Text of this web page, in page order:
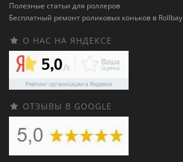
Полезные статьи для роллеров
Бесплатный ремонт роликовых коньков в Rollbay
О НАС НА ЯНДЕКСЕ
ОТЗЫВЫ В GOOGLE